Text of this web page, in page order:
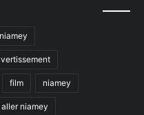
film niamey
niamey